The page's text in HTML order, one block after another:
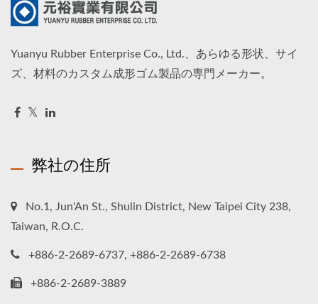
Yuanyu Rubber Enterprise Co., Ltd.、あらゆる形状、サイ
ズ、材料のカスタム成形ゴム製品の専門メーカー。
弊社の住所
No.1, Jun'An St., Shulin District, New Taipei City 238,
Taiwan, R.O.C.
+886-2-2689-6737, +886-2-2689-6738
+886-2-2689-3889